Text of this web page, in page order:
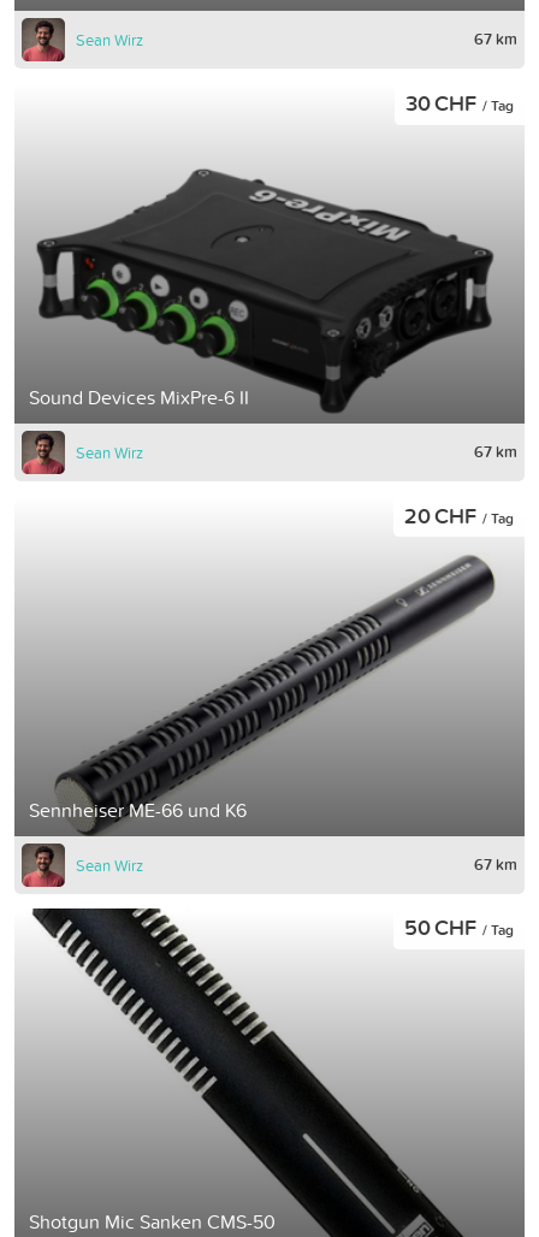
Sean Wirz 67 km
Sound Devices MixPre-6 II
30 CHF / Tag
Sean Wirz 67 km
Sennheiser ME-66 und K6
20 CHF / Tag
Sean Wirz 67 km
Shotgun Mic Sanken CMS-50
50 CHF / Tag